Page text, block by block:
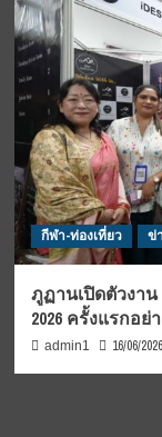
กีฬา-ท่องเที่ยว ข่
ภูฏานเปิดตัวงาน
2026 ครั้งแรกอย่
admin1 16/06/2026